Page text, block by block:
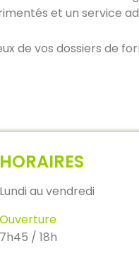
et un service
de vos dossiers de
HORAIRES
Lundi au vendredi
Ouverture
7h45 / 18h